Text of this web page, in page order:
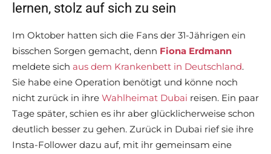
lernen, stolz auf sich zu sein
Im Oktober hatten sich die Fans der 31-Jährigen ein
bisschen Sorgen gemacht, denn Fiona Erdmann
meldete sich aus dem Krankenbett in Deutschland.
Sie habe eine Operation benötigt und könne noch
nicht zurück in ihre Wahlheimat Dubai reisen. Ein paar
Tage später, schien es ihr aber glücklicherweise schon
deutlich besser zu gehen. Zurück in Dubai rief sie ihre
Insta-Follower dazu auf, mit ihr gemeinsam eine